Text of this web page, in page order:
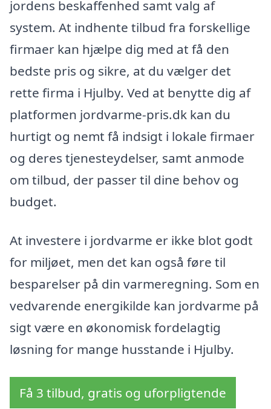
jordens beskaffenhed samt valg af
system. At indhente tilbud fra forskellige
firmaer kan hjælpe dig med at få den
bedste pris og sikre, at du vælger det
rette firma i Hjulby. Ved at benytte dig af
platformen jordvarme-pris.dk kan du
hurtigt og nemt få indsigt i lokale firmaer
og deres tjenesteydelser, samt anmode
om tilbud, der passer til dine behov og
budget.
At investere i jordvarme er ikke blot godt
for miljøet, men det kan også føre til
besparelser på din varmeregning. Som en
vedvarende energikilde kan jordvarme på
sigt være en økonomisk fordelagtig
løsning for mange husstande i Hjulby.
Få 3 tilbud, gratis og uforpligtende